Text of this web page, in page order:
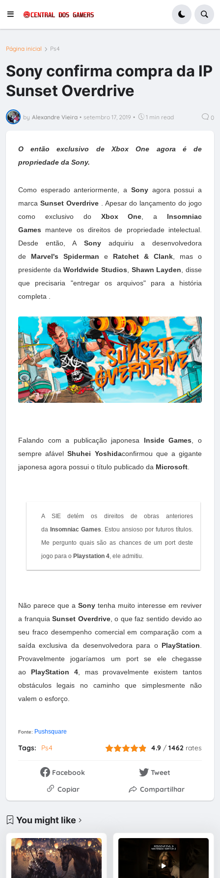
Página inicial Ps4
Sony confirma compra da IP
Sunset Overdrive
by Alexandre Vieira • setembro 17, 2019 • 1 min read 0
O então exclusivo de Xbox One agora é de
propriedade da Sony.
Como esperado anteriormente, a Sonyagora possui a
marca Sunset Overdrive. Apesar do lançamento do jogo
como exclusivo do Xbox One, a Insomniac
Games manteve os direitos de propriedade intelectual.
Desde então, A Sony adquiriu a desenvolvedora
de Marvel's Spiderman e Ratchet & Clank, mas o
presidente daWorldwide Studios, Shawn Layden, disse
que precisaria "entregar os arquivos" para a história
completa .
Falando com a publicação japonesa Inside Games, o
sempre afávelShuhei Yoshidaconfirmou que a gigante
japonesa agora possui o título publicado da Microsoft.
A SIE detém os direitos de obras anteriores
da Insomniac Games . Estou ansioso por futuros títulos.
Me pergunto quais são as chances de um port deste
jogo para o Playstation 4, ele admitiu.
Não parece que a Sony tenha muito interesse em reviver
a franquiaSunset Overdrive, o que faz sentido devido ao
seu fraco desempenho comercial em comparação com a
saída exclusiva da desenvolvedora para o PlayStation.
Provavelmente jogaríamos um port se ele chegasse
ao PlayStation 4, mas provavelmente existem tantos
obstáculos legais no caminho que simplesmente não
valem o esforço.
Fonte: Pushsquare
Tags: Ps4 4.9 /1462 rates
Facebook
Tweet
Copiar
Compartilhar
You might like